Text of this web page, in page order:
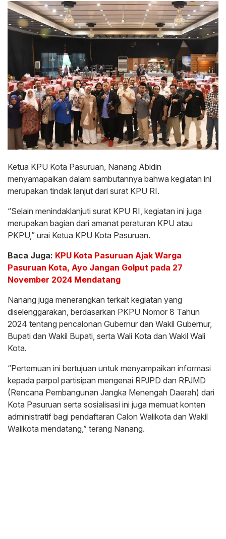
Ketua KPU Kota Pasuruan, Nanang Abidin
menyamapaikan dalam sambutannya bahwa kegiatan ini
merupakan tindak lanjut dari surat KPU RI.
“Selain menindaklanjuti surat KPU RI, kegiatan ini juga
merupakan bagian dari amanat peraturan KPU atau
PKPU,” urai Ketua KPU Kota Pasuruan.
Baca Juga: KPU Kota Pasuruan Ajak Warga
Pasuruan Kota, Ayo Jangan Golput pada 27
November 2024 Mendatang
Nanang juga menerangkan terkait kegiatan yang
diselenggarakan, berdasarkan PKPU Nomor 8 Tahun
2024 tentang pencalonan Gubernur dan Wakil Gubernur,
Bupati dan Wakil Bupati, serta Wali Kota dan Wakil Wali
Kota.
“Pertemuan ini bertujuan untuk menyampaikan informasi
kepada parpol partisipan mengenai RPJPD dan RPJMD
(Rencana Pembangunan Jangka Menengah Daerah) dari
Kota Pasuruan serta sosialisasi ini juga memuat konten
administratif bagi pendaftaran Calon Walikota dan Wakil
Walikota mendatang,” terang Nanang.